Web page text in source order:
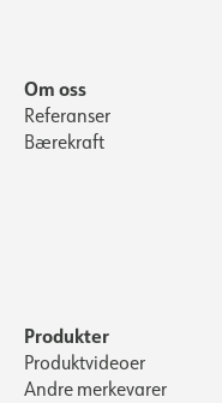
Om oss
Referanser
Bærekraft
Produkter
Produktvideoer
Andre merkevarer